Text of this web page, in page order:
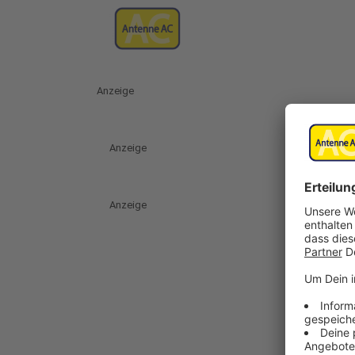
Anzeige
Anzeige
Anzeige